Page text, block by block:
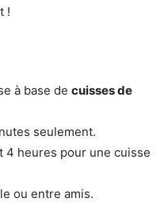
!
à base de cuisses de
seulement.
4 heures pour une cuisse
ou entre amis.